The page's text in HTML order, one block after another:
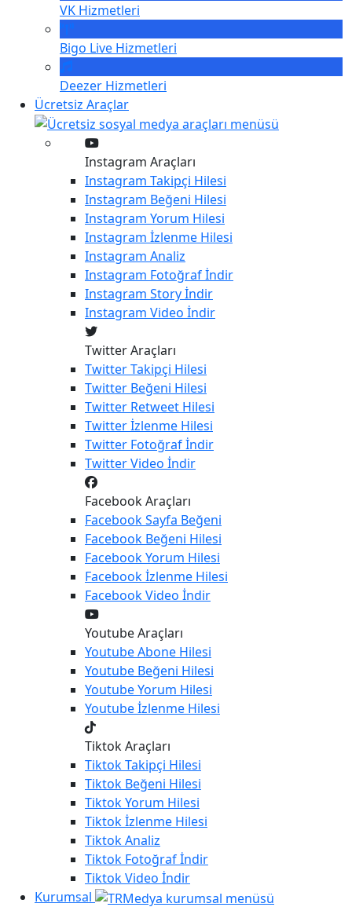
VK Hizmetleri
Bigo Live Hizmetleri
Deezer Hizmetleri
Ücretsiz Araçlar
Instagram Araçları
Instagram Takipçi Hilesi
Instagram Beğeni Hilesi
Instagram Yorum Hilesi
Instagram İzlenme Hilesi
Instagram Analiz
Instagram Fotoğraf İndir
Instagram Story İndir
Instagram Video İndir
Twitter Araçları
TwitterTakipçi Hilesi
Twitter Beğeni Hilesi
Twitter Retweet Hilesi
Twitterİzlenme Hilesi
Twitter Fotoğraf İndir
TwitterVideo İndir
Facebook Araçları
FacebookSayfa Beğeni
Facebook Beğeni Hilesi
FacebookYorum Hilesi
Facebookİzlenme Hilesi
FacebookVideo İndir
Youtube Araçları
YoutubeAbone Hilesi
Youtube Beğeni Hilesi
YoutubeYorum Hilesi
Youtubeİzlenme Hilesi
Tiktok Araçları
TiktokTakipçi Hilesi
Tiktok Beğeni Hilesi
TiktokYorum Hilesi
Tiktokİzlenme Hilesi
TiktokAnaliz
Tiktok Fotoğraf İndir
TiktokVideo İndir
Kurumsal